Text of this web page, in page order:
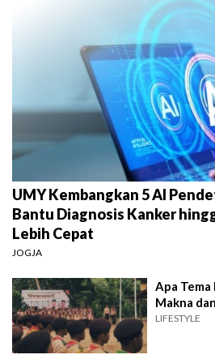
UMY Kembangkan 5 AI
Bantu Diagnosis Kanker
Lebih Cepat
JOGJA
Apa Tema
Makna
LIFESTYLE